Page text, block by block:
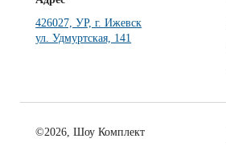
426027, УР, г. Ижевск
ул. Удмуртская, 141
©2026, Шоу Комплект